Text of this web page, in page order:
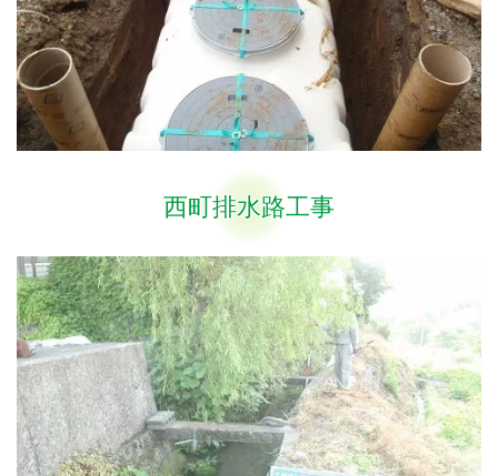
西町排水路工事